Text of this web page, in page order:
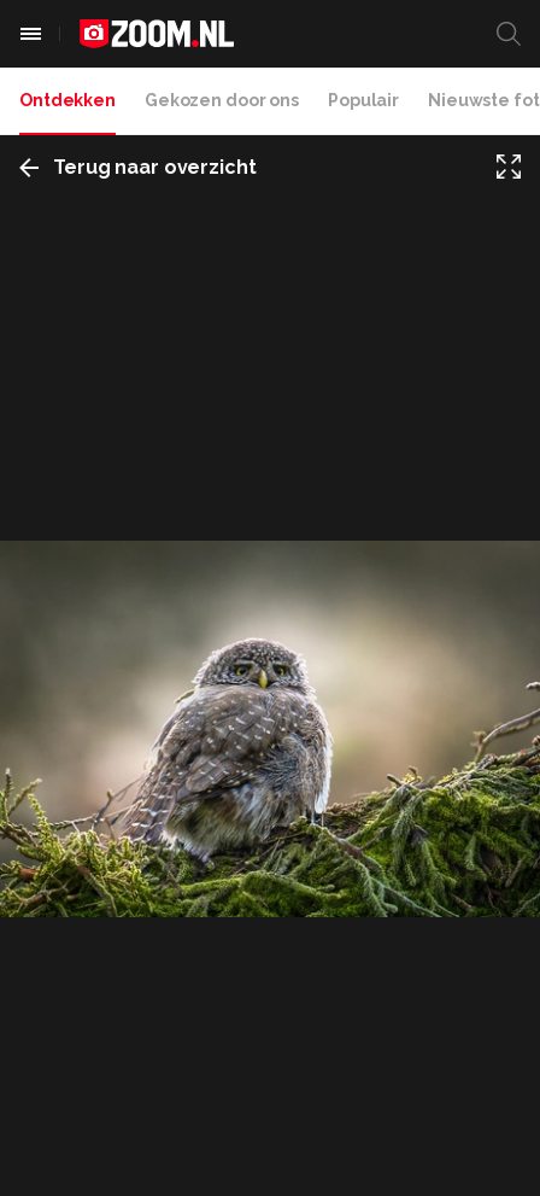
Ontdekken Gekozen door ons Populair Nieuwste
Terug naar overzicht